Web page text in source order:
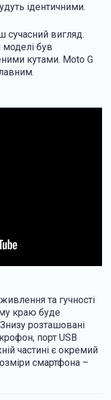
ідентичними.
сучасний вигляд.
був
кутами. Moto G
та гучності
краю буде
розташовані
порт USB
частині є окремий
смартфона –